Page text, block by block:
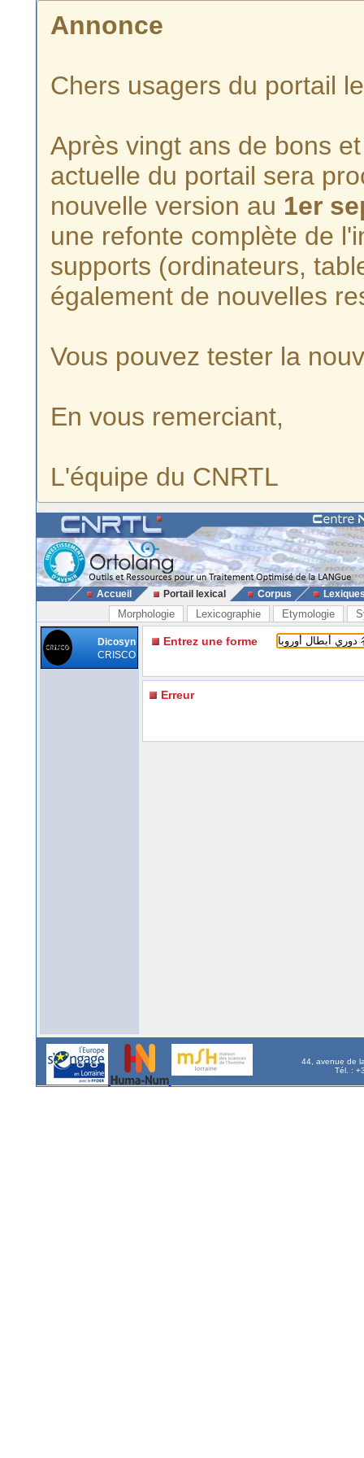
Annonce
Chers usagers du portail
Après vingt ans de bons
actuelle du portail sera
nouvelle version au 1er
une refonte complète de
supports (ordinateurs,
également de nouvelles
Vous pouvez tester la
En vous remerciant,
L'équipe du CNRTL
Accueil Portail lexical Corpus
Morphologie Lexicographie Etymologie
Dicosyn
CRISCO
Entrez une forme
Erreur
44, avenue de
Tél. :